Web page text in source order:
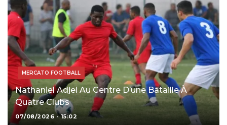
MERCATO FOOTBALL
Nathaniel Adjei Au Centre D’une Bataille À
Quatre Clubs
07/08/2026 - 15:02